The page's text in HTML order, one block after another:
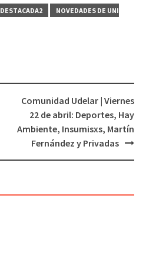
DESTACADA2
NOVEDADES DE UNI
Comunidad Udelar | Viernes
22 de abril: Deportes, Hay
Ambiente, Insumisxs, Martín
Fernández y Privadas